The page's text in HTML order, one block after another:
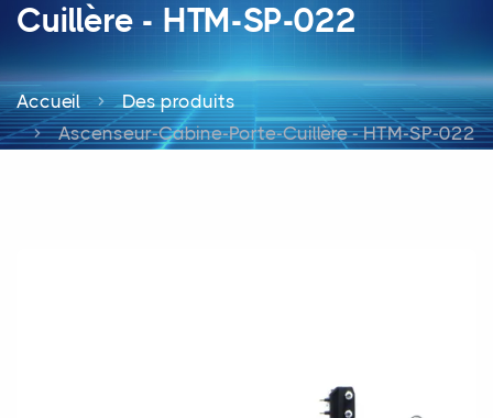
Cuillère - HTM-SP-022
Accueil
Des produits
Ascenseur-Cabine-Porte-Cuillère - HTM-SP-022